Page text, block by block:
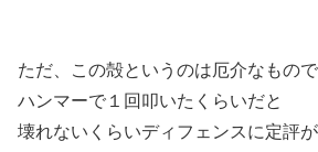
ただ、この殻というのは厄介なもので
ハンマーで１回叩いたくらいだと
壊れないくらいディフェンスに定評が